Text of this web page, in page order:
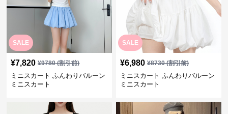
SALE
¥7,820 ¥9780(割引前)
ミニスカート ふんわりバルーン
ミニスカート
SALE
¥6,980 ¥8730(割引前)
ミニスカート ふんわりバルーン
ミニスカート